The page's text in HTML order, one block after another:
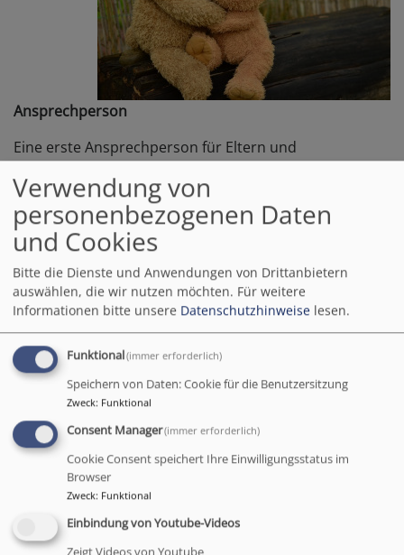
Ansprechperson
Eine erste Ansprechperson für Eltern und
welche Sorgen oder Probleme es gibt. An manchen
Schulen gibt es auch spezielle Seelsorgeangebote, die
sogenannte Schulseelsorge
Personen in der Kirchengemeinde eine Stütze sein
oder ein offenes Ohr haben. Oft ist es im Gespräch
leichter, eine Lösung oder einen ersten Schritt zu
finden.
Bei akuten Krisen kann die Schule das evangelische
Angebot der Notfallseelsorge in Schulen in Anspruch
nehmen (NOSIS) und externe Unterstützung vom
Kriseninterventionsteam (KIBBS) anfordern.
Darüber hinaus können kirchliche und staatliche
Beratungsstellen eine Hilfe sein.
Kirchliche Beratungsstellen:
Verwendung von
personenbezogenen Daten
und Cookies
Bitte die Dienste und Anwendungen von Drittanbietern
auswählen, die wir nutzen möchten. Für weitere
Informationen bitte unsere Datenschutzhinweise lesen.
Funktional(immer erforderlich)
Speichern von Daten: Cookie für die Benutzersitzung
Zweck: Funktional
Consent Manager(immer erforderlich)
Cookie Consent speichert Ihre Einwilligungsstatus im
Browser
Zweck: Funktional
Einbindung von Youtube-Videos